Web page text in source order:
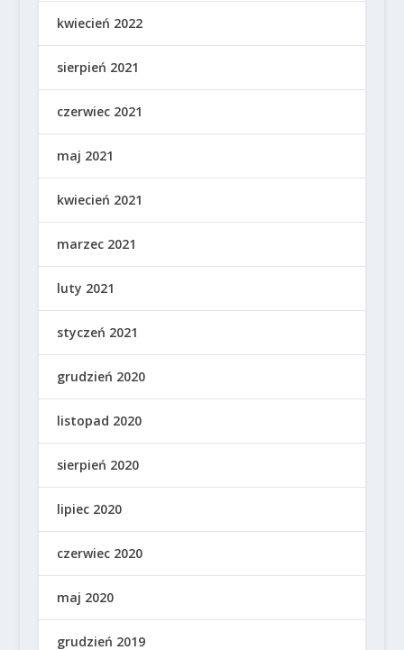
kwiecień 2022
sierpień 2021
czerwiec 2021
maj 2021
kwiecień 2021
marzec 2021
luty 2021
styczeń 2021
grudzień 2020
listopad 2020
sierpień 2020
lipiec 2020
czerwiec 2020
maj 2020
grudzień 2019